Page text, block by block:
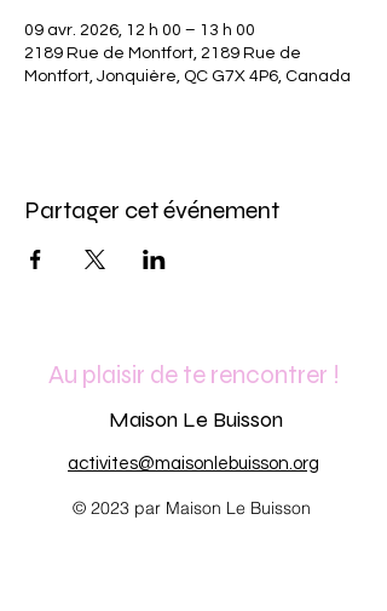
09 avr. 2026, 12 h 00 – 13 h 00
2189 Rue de Montfort, 2189 Rue de
Montfort, Jonquière, QC G7X 4P6, Canada
Partager cet événement
Au plaisir de te rencontrer !
Maison Le Buisson
activites@maisonlebuisson.org
© 2023 par Maison Le Buisson